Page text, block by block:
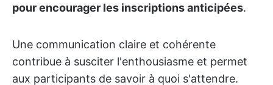
pour encourager les inscriptions anticipées.
Une communication claire et cohérente
contribue à susciter l'enthousiasme et permet
aux participants de savoir à quoi s'attendre.